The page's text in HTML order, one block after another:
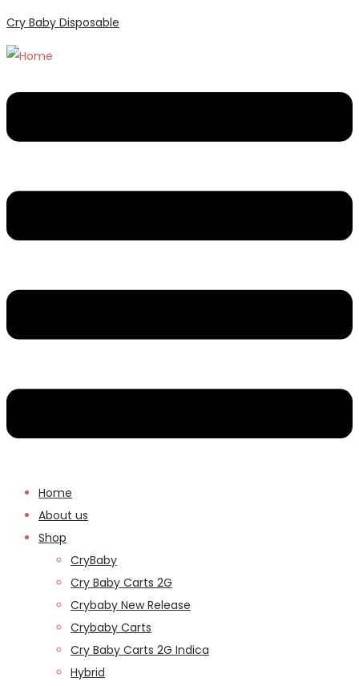
Cry Baby Disposable
Home
About us
Shop
CryBaby
Cry Baby Carts 2G
Crybaby New Release
Crybaby Carts
Cry Baby Carts 2G Indica
Hybrid